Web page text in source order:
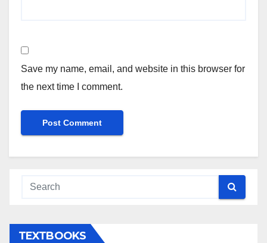
Save my name, email, and website in this browser for
the next time I comment.
TEXTBOOKS